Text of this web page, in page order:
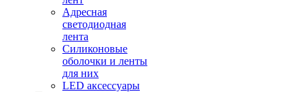
Адресная
светодиодная
лента
Силиконовые
оболочки и ленты
для них
LED аксессуары